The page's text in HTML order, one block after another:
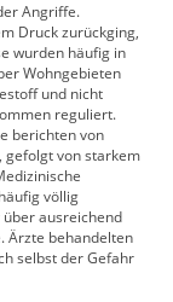
Angriffe.
Druck zurückging,
wurden häufig in
Wohngebieten
und nicht
reguliert.
berichten von
gefolgt von starkem
völlig
ausreichend
Ärzte behandelten
selbst der Gefahr